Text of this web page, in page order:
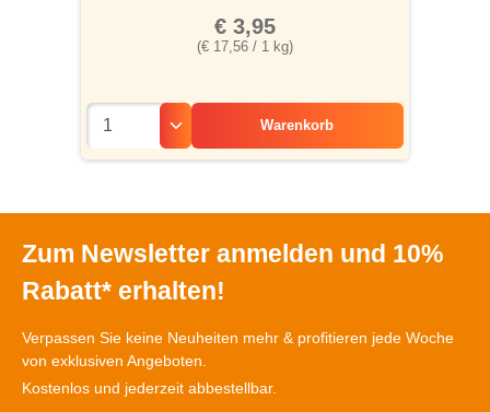
(€ 17,56 / 1 kg)
€ 3,95
Warenkorb
Zum Newsletter anmelden und 10%
Rabatt* erhalten!
Verpassen Sie keine Neuheiten mehr & profitieren jede Woche
von exklusiven Angeboten.
Kostenlos und jederzeit abbestellbar.